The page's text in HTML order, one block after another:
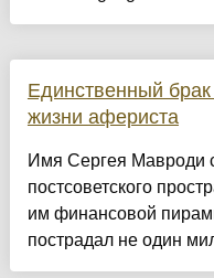
Единственный
жизни афериста
Имя Сергея Мавроди
постсоветского
им финансовой
пострадал не один